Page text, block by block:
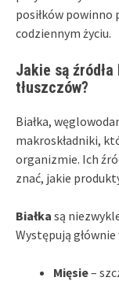
posiłków powinno
codziennym życiu.
Jakie są źródła
tłuszczów?
Białka,
makroskładniki,
organizmie. Ich
znać, jakie
Białka są
Występują głównie
Mięsie–